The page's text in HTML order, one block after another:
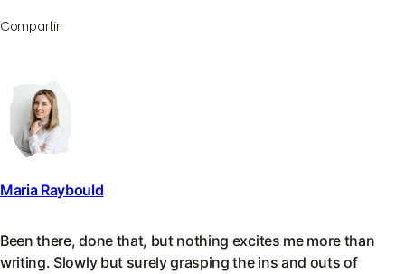
Compartir
Maria Raybould
Been there, done that, but nothing excites me more than
writing. Slowly but surely grasping the ins and outs of